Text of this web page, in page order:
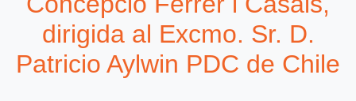
dirigida al Excmo. Sr. D.
Patricio Aylwin PDC de Chile